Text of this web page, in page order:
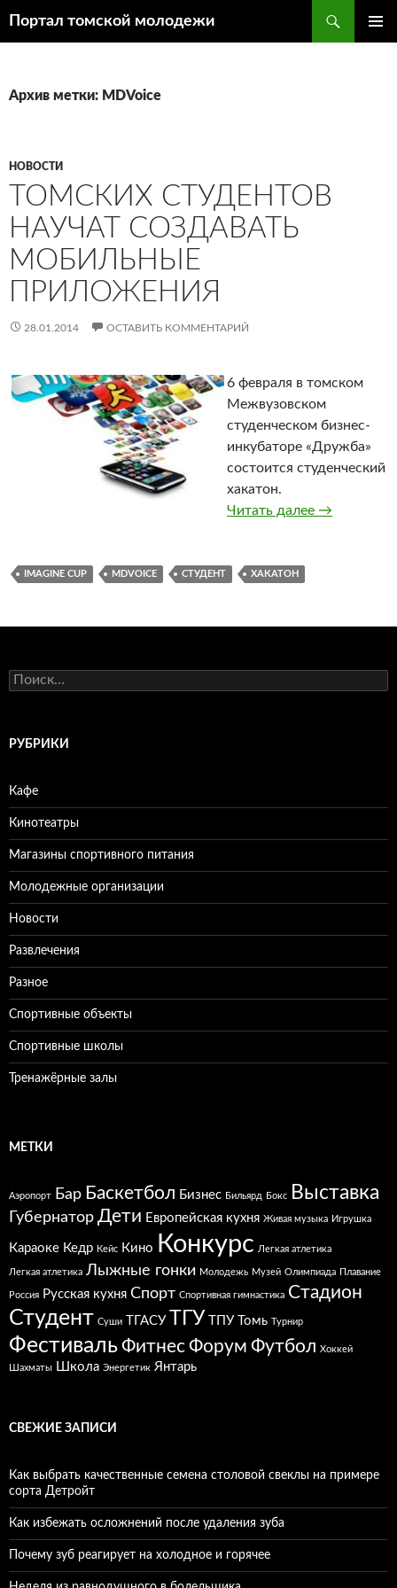
Портал томской молодежи
Архив метки: MDVoice
НОВОСТИ
ТОМСКИХ СТУДЕНТОВ
НАУЧАТ СОЗДАВАТЬ
МОБИЛЬНЫЕ
ПРИЛОЖЕНИЯ
28.01.2014 ОСТАВИТЬ КОММЕНТАРИЙ
6 февраля в томском
Межвузовском
студенческом бизнес-
инкубаторе «Дружба»
состоится студенческий
хакатон.
Читать далее Томских
→
IMAGINE CUP MDVOICE СТУДЕНТ ХАКАТОН
Н
а
иРУБРИКИ
Кафе
Кинотеатры
Магазины спортивного питания
Молодежные организации
Новости
Развлечения
Разное
Спортивные объекты
Спортивные школы
Тренажёрные залы
МЕТКИ
Аэропорт Бар Баскетбол Бизнес Бильярд Бокс Выставка
Губернатор Дети Европейская кухня Живая музыка Игрушка
Караоке Кедр Кейс Кино Конкурс Легкая атлетика
Легкая атлетика Лыжные гонки Молодежь Музей Олимпиада Плавание
Россия Русская кухня Спорт Спортивная гимнастика Стадион
Студент Суши ТГАСУ ТГУ ТПУ Томь Турнир
ФестивальФитнесФорум Футбол Хоккей
Шахматы Школа Энергетик Янтарь
СВЕЖИЕ ЗАПИСИ
Как выбрать качественные семена столовой свеклы на примере
сорта Детройт
Как избежать осложнений после удаления зуба
Почему зуб реагирует на холодное и горячее